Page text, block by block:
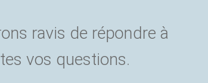
ravis de répondre à
vos questions.